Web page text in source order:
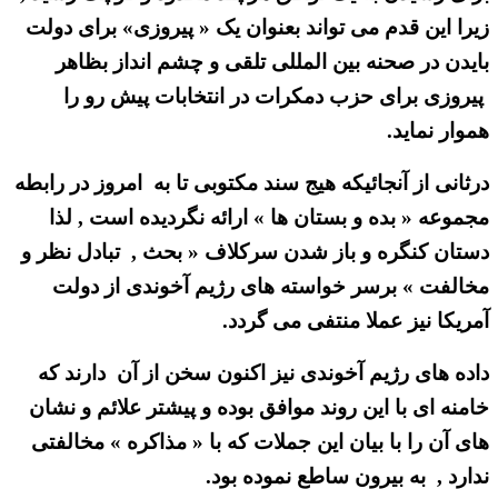
زیرا این قدم می تواند بعنوان یک « پیروزی» برای دولت
بایدن در صحنه بین المللی تلقی و چشم انداز بظاهر
پیروزی برای حزب دمکرات در انتخابات پیش رو را
هموار نماید.
درثانی از آنجائیکه هیج سند مکتوبی تا به امروز در رابطه
مجموعه « بده و بستان ها » ارائه نگردیده است , لذا
دستان کنگره و باز شدن سرکلاف « بحث , تبادل نظر و
مخالفت » برسر خواسته های رژیم آخوندی از دولت
آمریکا نیز عملا منتفی می گردد.
داده های رژیم آخوندی نیز اکنون سخن از آن دارند که
خامنه ای با این روند موافق بوده و پیشتر علائم و نشان
های آن را با بیان این جملات که با « مذاکره » مخالفتی
ندارد , به بیرون ساطع نموده بود.